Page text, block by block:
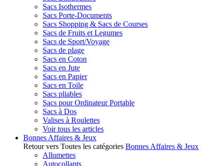
Sacs Isothermes
Sacs Porte-Documents
Sacs Shopping & Sacs de Courses
Sacs de Fruits et Legumes
Sacs de Sport/Voyage
Sacs de plage
Sacs en Coton
Sacs en Jute
Sacs en Papier
Sacs en Toile
Sacs pliables
Sacs pour Ordinateur Portable
Sacs à Dos
Valises à Roulettes
Voir tous les articles
Bonnes Affaires & Jeux
Retour vers Toutes les catégories Bonnes Affaires & Jeux
Allumettes
Autocollants